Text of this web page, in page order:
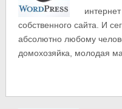
собственного сайта. И
абсолютно любому
домохозяйка, молодая